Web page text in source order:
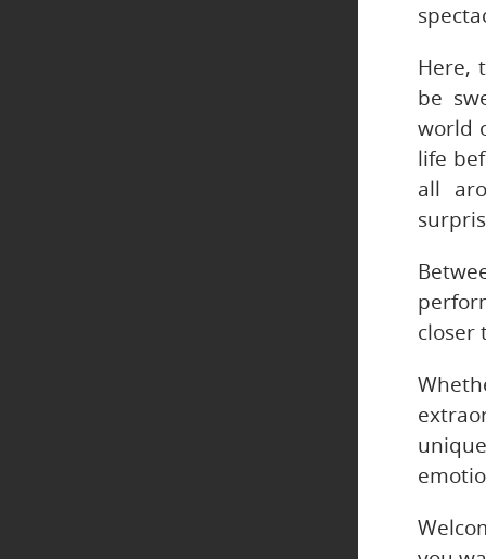
Here,
be
world
life
all
closer